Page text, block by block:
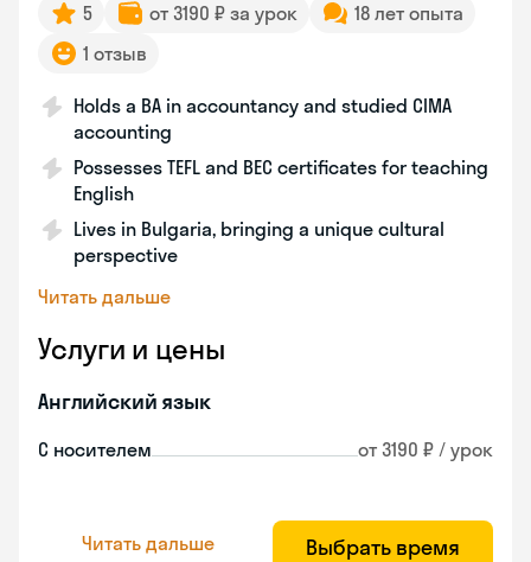
5 от 3190 ₽ за урок
18 лет опыта
1 отзыв
Holds a BA in accountancy and studied CIMA
accounting
Possesses TEFL and BEC certificates for teaching
English
Lives in Bulgaria, bringing a unique cultural
perspective
Читать дальше
Услуги и цены
Английский язык
С носителем от 3190 ₽ / урок
Читать дальше Выбрать время